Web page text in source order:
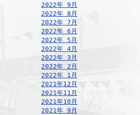
2022年 9月
2022年 8月
2022年 7月
2022年 6月
2022年 5月
2022年 4月
2022年 3月
2022年 2月
2022年 1月
2021年12月
2021年11月
2021年10月
2021年 9月